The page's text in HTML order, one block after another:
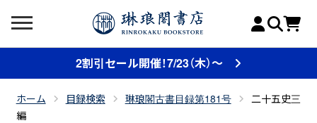
2割引セール開催！7/23（木）～
ホーム 目録検索 琳琅閣古書目録第181号
二十五史三
編